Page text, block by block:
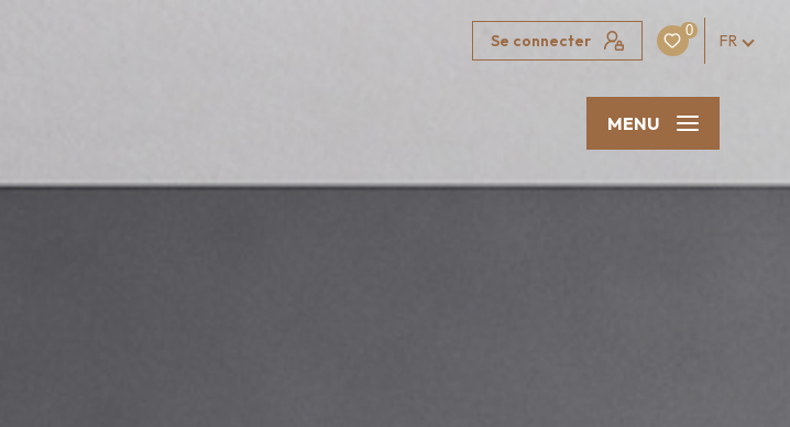
Se connecter
0
FR
MENU